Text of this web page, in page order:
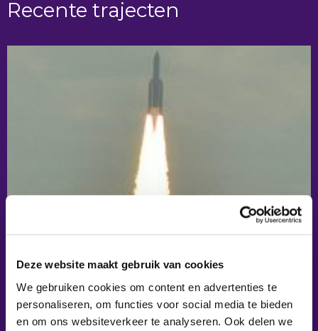
Deze website maakt gebruik van cookies
We gebruiken cookies om content en advertenties te
personaliseren, om functies voor social media te bieden
en om ons websiteverkeer te analyseren. Ook delen we
Recente trajecten
Kernwaarden Levend Maken